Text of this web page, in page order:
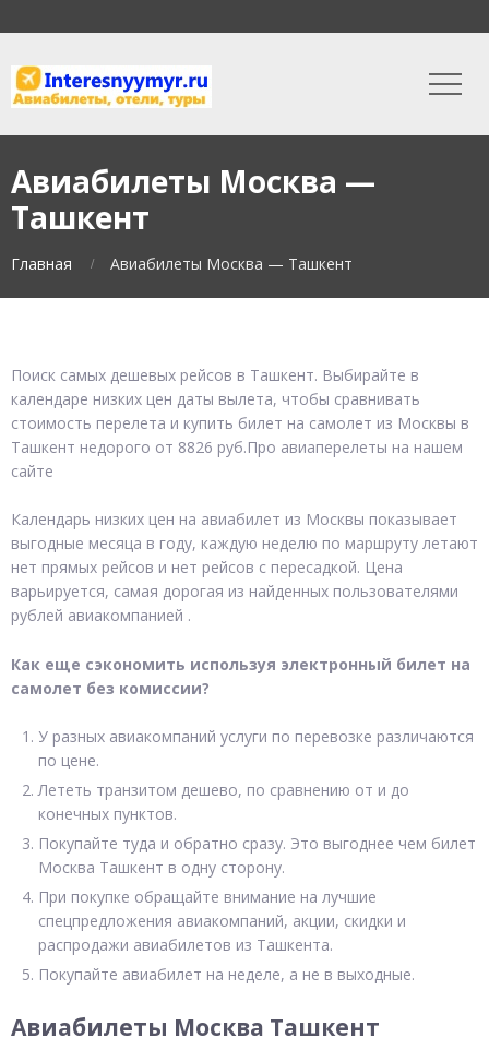
Авиабилеты Москва —
Ташкент
Главная Авиабилеты Москва — Ташкент
Поиск самых дешевых рейсов в Ташкент. Выбирайте в
календаре низких цен даты вылета, чтобы сравнивать
стоимость перелета и купить билет на самолет из Москвы в
Ташкент недорого от 8826 руб.Про авиаперелеты на нашем
сайте
Календарь низких цен на авиабилет из Москвы показывает
выгодные месяца в году, каждую неделю по маршруту летают
нет прямых рейсов и нет рейсов с пересадкой. Цена
варьируется, самая дорогая из найденных пользователями
рублей авиакомпанией .
Как еще сэкономить используя электронный билет на
самолет без комиссии?
У разных авиакомпаний услуги по перевозке различаются
по цене.
Лететь транзитом дешево, по сравнению от и до
конечных пунктов.
Покупайте туда и обратно сразу. Это выгоднее чем билет
Москва Ташкент в одну сторону.
При покупке обращайте внимание на лучшие
спецпредложения авиакомпаний, акции, скидки и
распродажи авиабилетов из Ташкента.
Покупайте авиабилет на неделе, а не в выходные.
Авиабилеты Москва Ташкент